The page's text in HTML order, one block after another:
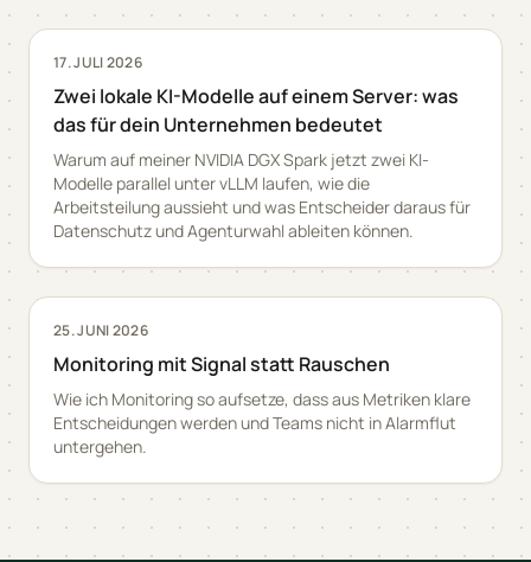
17. JULI 2026
Zwei lokale KI-Modelle auf einem Server: was
das für dein Unternehmen bedeutet
Warum auf meiner NVIDIA DGX Spark jetzt zwei KI-
Modelle parallel unter vLLM laufen, wie die
Arbeitsteilung aussieht und was Entscheider daraus für
Datenschutz und Agenturwahl ableiten können.
25. JUNI 2026
Monitoring mit Signal statt Rauschen
Wie ich Monitoring so aufsetze, dass aus Metriken klare
Entscheidungen werden und Teams nicht in Alarmflut
untergehen.